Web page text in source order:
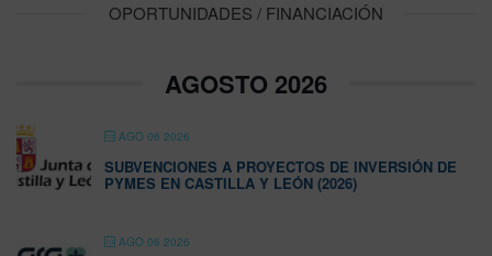
OPORTUNIDADES / FINANCIACIÓN
AGOSTO 2026
AGO 06 2026
SUBVENCIONES A PROYECTOS DE INVERSIÓN DE
PYMES EN CASTILLA Y LEÓN (2026)
AGO 06 2026